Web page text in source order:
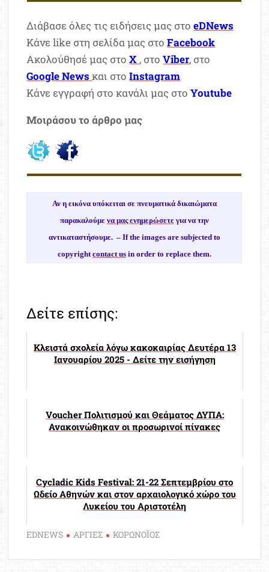
Διάβασε όλες τις ειδήσεις μας στοeDNews
Κάνε like στη σελίδα μας στοFacebook
Ακολούθησέ μας στοX , στοViber, στο
Google News και στοInstagram
Κάνε εγγραφή στο κανάλι μας στοYoutube
Μοιράσου το άρθρο μας
Αν η εικόνα υπόκειται σε πνευματικά δικαιώματα
παρακαλούμε να μας ενημερώσετεγια να την
αντικαταστήσουμε. – If the images are subjected to
copyright contact usin order to replace them.
Δείτε επίσης:
Κλειστά σχολεία λόγω κακοκαιρίας Δευτέρα 13
Ιανουαρίου 2025 - Δείτε την εισήγηση
Voucher Πολιτισμού και Θεάματος ΔΥΠΑ:
Ανακοινώθηκαν οι προσωρινοί πίνακες
Cycladic Kids Festival: 21-22 Σεπτεμβρίου στο
Ωδείο Αθηνών και στον αρχαιολογικό χώρο του
Λυκείου του Αριστοτέλη
EDNEWS ΑΡΓΙΕΣ ΚΟΡΩΝΟΪΟΣ